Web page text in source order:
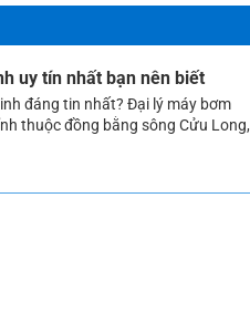
uy tín nhất bạn nên biết
đáng tin nhất? Đại lý máy bơm
thuộc đồng bằng sông Cửu Long,
cho các sinh hoạt thường ngày,